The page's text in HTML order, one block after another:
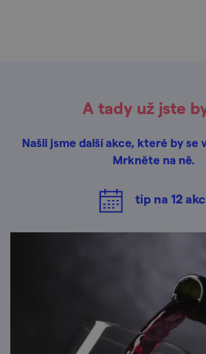
A tady už jste
Našli jsme další akce, které by se
Mrkněte na ně.
tip na 12